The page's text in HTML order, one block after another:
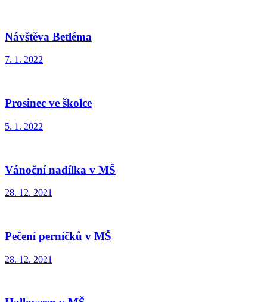
Návštěva Betléma
7. 1. 2022
Prosinec ve školce
5. 1. 2022
Vánoční nadílka v MŠ
28. 12. 2021
Pečení perníčků v MŠ
28. 12. 2021